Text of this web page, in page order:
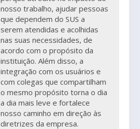
nosso trabalho, ajudar pessoas
que dependem do SUS a
serem atendidas e acolhidas
nas suas necessidades, de
acordo com o propósito da
instituição. Além disso, a
integração com os usuários e
com colegas que compartilham
o mesmo propósito torna o dia
a dia mais leve e fortalece
nosso caminho em direção às
diretrizes da empresa.